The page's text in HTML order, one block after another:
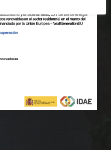
Legal Notice and Privacy